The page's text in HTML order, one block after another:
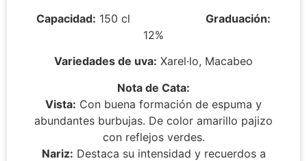
Capacidad: 150 cl Graduación:
12%
Variedades de uva: Xarel·lo, Macabeo
Nota de Cata:
Vista: Con buena formación de espuma y
abundantes burbujas. De color amarillo pajizo
con reflejos verdes.
Nariz: Destaca su intensidad y recuerdos a